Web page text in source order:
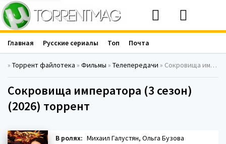
» Торрент файлотека » Фильмы » Телепередачи » Сокровища императора (3 сезон) (2026)
Сокровища императора (3 сезон)
(2026) торрент
В ролях: Михаил Галустян, Ольга Бузова
Главная Русские сериалы Топ Почта